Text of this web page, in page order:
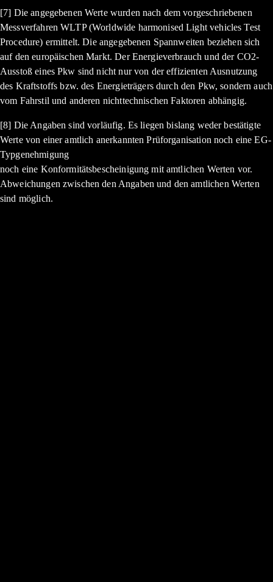
[7] Die angegebenen Werte wurden nach dem vorgeschriebenen
Messverfahren WLTP (Worldwide harmonised Light vehicles Test
Procedure) ermittelt. Die angegebenen Spannweiten beziehen sich
auf den europäischen Markt. Der Energieverbrauch und der CO2-
Ausstoß eines Pkw sind nicht nur von der effizienten Ausnutzung
des Kraftstoffs bzw. des Energieträgers durch den Pkw, sondern auch
vom Fahrstil und anderen nichttechnischen Faktoren abhängig.
[8] Die Angaben sind vorläufig. Es liegen bislang weder bestätigte
Werte von einer amtlich anerkannten Prüforganisation noch eine EG-
Typgenehmigung
noch eine Konformitätsbescheinigung mit amtlichen Werten vor.
Abweichungen zwischen den Angaben und den amtlichen Werten
sind möglich.